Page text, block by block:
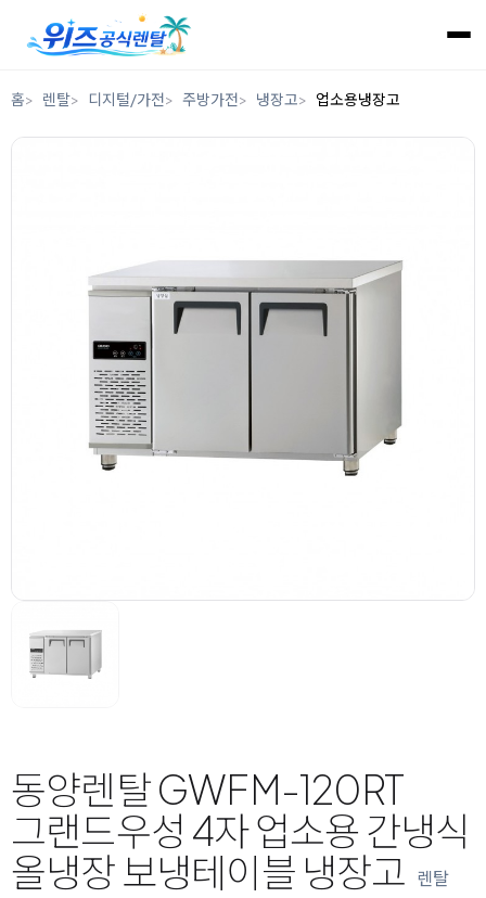
홈 렌탈 디지털/가전 주방가전 냉장고 업소용냉장고
동양렌탈 GWFM-120RT
그랜드우성 4자 업소용 간냉식
올냉장 보냉테이블 냉장고 렌탈